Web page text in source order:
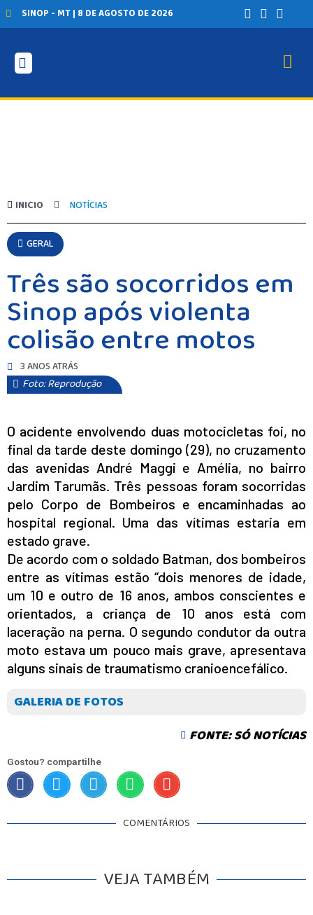
SINOP - MT | 8 DE AGOSTO DE 2026
INICIO NOTÍCIAS
GERAL
Três são socorridos em
Sinop após violenta
colisão entre motos
3 ANOS ATRÁS
Foto: Reprodução
O acidente envolvendo duas motocicletas foi, no
final da tarde deste domingo (29), no cruzamento
das avenidas André Maggi e Amélia, no bairro
Jardim Tarumãs. Três pessoas foram socorridas
pelo Corpo de Bombeiros e encaminhadas ao
hospital regional. Uma das vítimas estaria em
estado grave.
De acordo com o soldado Batman, dos bombeiros
entre as vítimas estão “dois menores de idade,
um 10 e outro de 16 anos, ambos conscientes e
orientados, a criança de 10 anos está com
laceração na perna. O segundo condutor da outra
moto estava um pouco mais grave, apresentava
alguns sinais de traumatismo cranioencefálico.
GALERIA DE FOTOS
FONTE: SÓ NOTÍCIAS
Gostou? compartilhe
COMENTÁRIOS
VEJA TAMBÉM
POLÍCIA
POLÍTICA
VARIEDADES